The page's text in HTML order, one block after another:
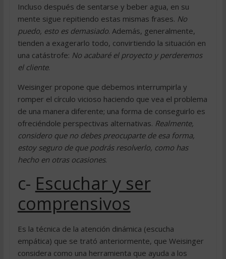
Incluso después de sentarse y beber agua, en su
mente sigue repitiendo estas mismas frases. No
puedo, esto es demasiado. Además, generalmente,
tienden a exagerarlo todo, convirtiendo la situación en
una catástrofe: No acabaré el proyecto y perderemos
el cliente.
Weisinger propone que debemos interrumpirla y
romper el círculo vicioso haciendo que vea el problema
de una manera diferente; una forma de conseguirlo es
ofreciéndole perspectivas alternativas. Realmente,
considero que no debes preocuparte de esa forma,
estoy seguro de que podrás resolverlo, como has
hecho en otras ocasiones.
c- Escuchar y ser
comprensivos
Es la técnica de la atención dinámica (escucha
empática) que se trató anteriormente, que Weisinger
considera como una herramienta que ayuda a los